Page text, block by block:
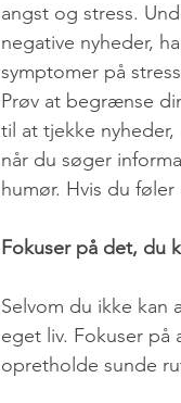
angst og stress.
negative nyheder,
symptomer på
Prøv at begrænse
til at tjekke
når du søger
humør. Hvis du
Fokuser på det, du
Selvom du ikke
eget liv. Fokuser
opretholde sunde